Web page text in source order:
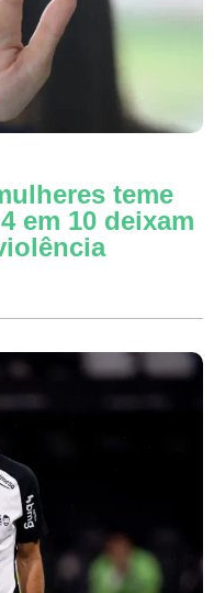
teme
em 10 deixam